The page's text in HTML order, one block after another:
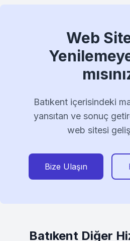
Web
Batıkent içerisindeki
yansıtan ve sonuç
web sitesi
Bize Ulaşın
Batıkent Diğer